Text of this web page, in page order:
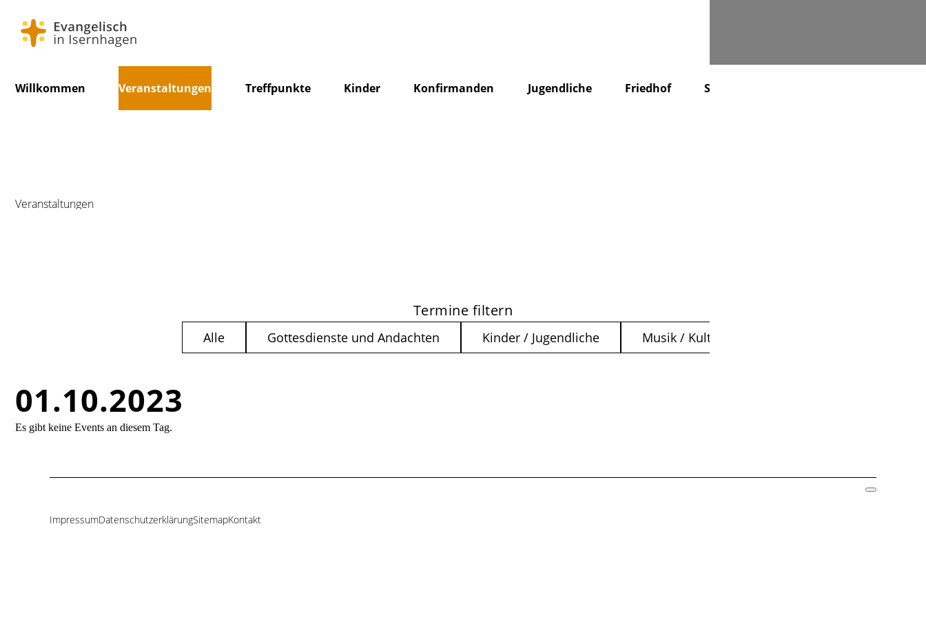
überspringen
Willkommen Veranstaltungen Treffpunkte Kinder Konfirmanden Jugendliche Friedhof Stiftung
Veranstaltungen
01.10.2023
Termine filtern
Alle Gottesdienste und Andachten Kinder / Jugendliche Musik / Kultur
Es gibt keine Events an diesem Tag.
Navigation
ImpressumDatenschutzerklärungSitemapKontakt